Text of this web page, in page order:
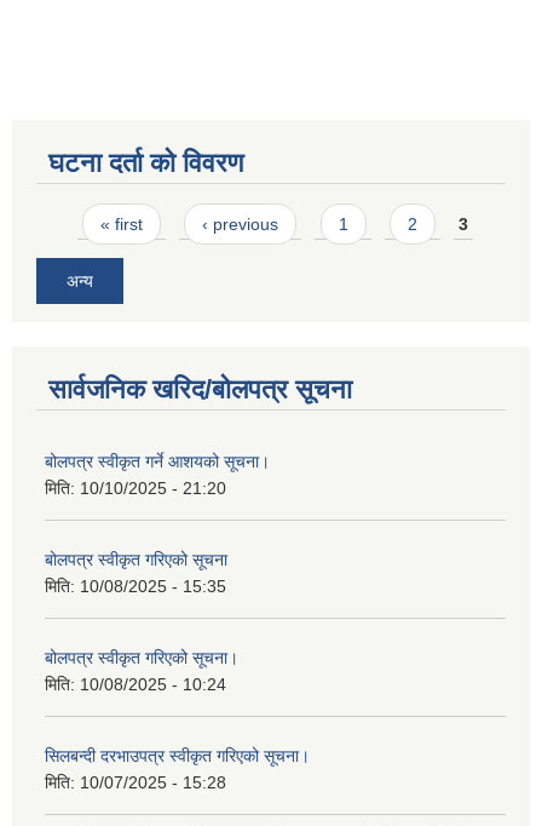
घटना दर्ता को विवरण
Pages
« first ‹ previous 1 2 3
अन्य
सार्वजनिक खरिद/बोलपत्र सूचना
बोलपत्र स्वीकृत गर्ने आशयको सूचना।
मिति: 10/10/2025 - 21:20
बोलपत्र स्वीकृत गरिएको सूचना
मिति: 10/08/2025 - 15:35
बोलपत्र स्वीकृत गरिएको सूचना।
मिति: 10/08/2025 - 10:24
सिलबन्दी दरभाउपत्र स्वीकृत गरिएको सूचना।
मिति: 10/07/2025 - 15:28